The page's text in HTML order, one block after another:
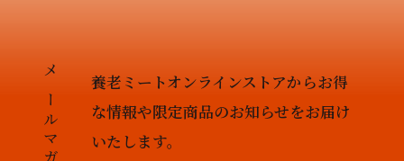
養老ミートオンラインストアからお得
な情報や限定商品のお知らせをお届け
いたします。